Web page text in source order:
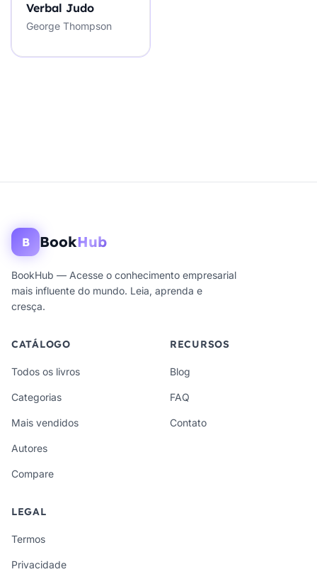
Verbal Judo
George Thompson
B BookHub
BookHub — Acesse o conhecimento empresarial
mais influente do mundo. Leia, aprenda e
cresça.
CATÁLOGO
Todos os livros
Categorias
Mais vendidos
Autores
Compare
RECURSOS
Blog
FAQ
Contato
LEGAL
Termos
Privacidade